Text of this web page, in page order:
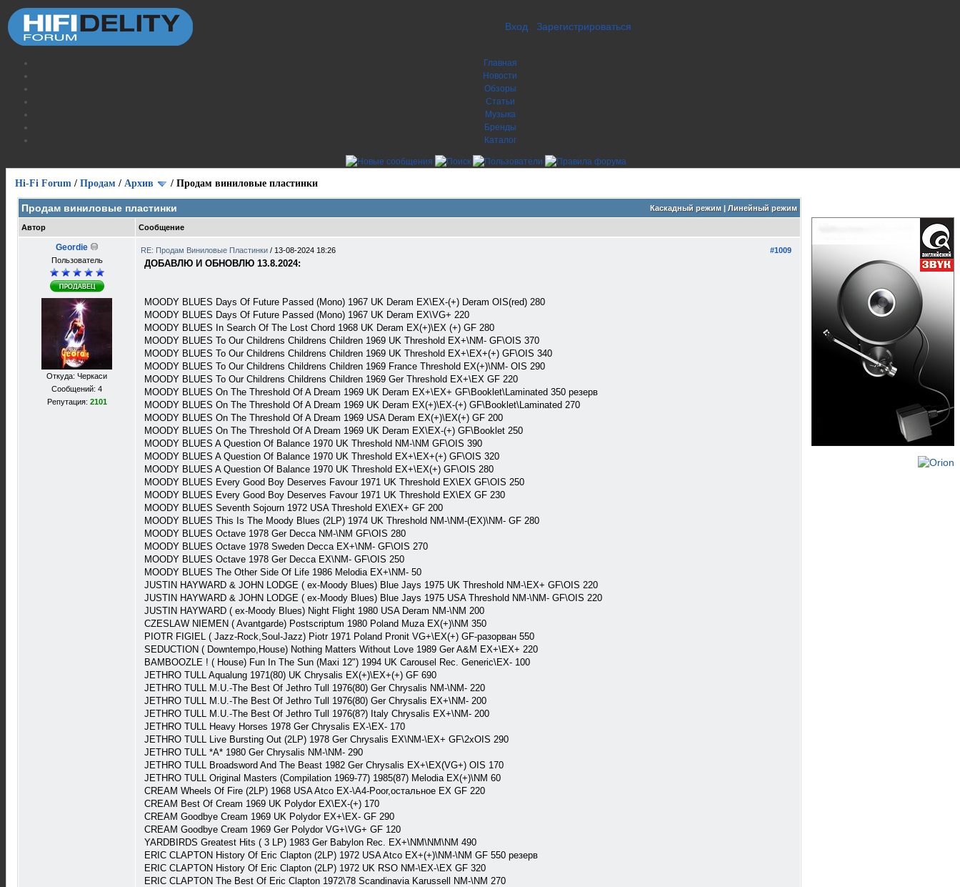
Вход Зарегистрироваться
Главная
Новости
Обзоры
Статьи
Музыка
Бренды
Каталог
Hi-Fi Forum / Продам / Архив / Продам виниловые пластинки
Каскадный режим| Линейный режим
Продам виниловые пластинки
Автор Сообщение
Geordie
Пользователь
Откуда: Черкаси
Сообщений: 4
Репутация: 2101
#1009
RE: Продам Виниловые Пластинки / 13-08-2024 18:26
ДОБАВЛЮ И ОБНОВЛЮ 13.8.2024:
MOODY BLUES Days Of Future Passed (Mono) 1967 UK Deram EX\EX-(+) Deram OIS(red) 280
MOODY BLUES Days Of Future Passed (Mono) 1967 UK Deram EX\VG+ 220
MOODY BLUES In Search Of The Lost Chord 1968 UK Deram EX(+)\EX (+) GF 280
MOODY BLUES To Our Childrens Childrens Children 1969 UK Threshold EX+\NM- GF\OIS 370
MOODY BLUES To Our Childrens Childrens Children 1969 UK Threshold EX+\EX+(+) GF\OIS 340
MOODY BLUES To Our Childrens Childrens Children 1969 France Threshold EX(+)\NM- OIS 290
MOODY BLUES To Our Childrens Childrens Children 1969 Ger Threshold EX+\EX GF 220
MOODY BLUES On The Threshold Of A Dream 1969 UK Deram EX+\EX+ GF\Booklet\Laminated 350 резерв
MOODY BLUES On The Threshold Of A Dream 1969 UK Deram EX(+)\EX-(+) GF\Booklet\Laminated 270
MOODY BLUES On The Threshold Of A Dream 1969 USA Deram EX(+)\EX(+) GF 200
MOODY BLUES On The Threshold Of A Dream 1969 UK Deram EX\EX-(+) GF\Booklet 250
MOODY BLUES A Question Of Balance 1970 UK Threshold NM-\NM GF\OIS 390
MOODY BLUES A Question Of Balance 1970 UK Threshold EX+\EX+(+) GF\OIS 320
MOODY BLUES A Question Of Balance 1970 UK Threshold EX+\EX(+) GF\OIS 280
MOODY BLUES Every Good Boy Deserves Favour 1971 UK Threshold EX\EX GF\OIS 250
MOODY BLUES Every Good Boy Deserves Favour 1971 UK Threshold EX\EX GF 230
MOODY BLUES Seventh Sojourn 1972 USA Threshold EX\EX+ GF 200
MOODY BLUES This Is The Moody Blues (2LP) 1974 UK Threshold NM-\NM-(EX)\NM- GF 280
MOODY BLUES Octave 1978 Ger Decca NM-\NM GF\OIS 280
MOODY BLUES Octave 1978 Sweden Decca EX+\NM- GF\OIS 270
MOODY BLUES Octave 1978 Ger Decca EX\NM- GF\OIS 250
MOODY BLUES The Other Side Of Life 1986 Melodia EX+\NM- 50
JUSTIN HAYWARD & JOHN LODGE ( ex-Moody Blues) Blue Jays 1975 UK Threshold NM-\EX+ GF\OIS 220
JUSTIN HAYWARD & JOHN LODGE ( ex-Moody Blues) Blue Jays 1975 USA Threshold NM-\NM- GF\OIS 220
JUSTIN HAYWARD ( ex-Moody Blues) Night Flight 1980 USA Deram NM-\NM 200
CZESLAW NIEMEN ( Avantgarde) Postscriptum 1980 Poland Muza EX(+)\NM 350
PIOTR FIGIEL ( Jazz-Rock,Soul-Jazz) Piotr 1971 Poland Pronit VG+\EX(+) GF-разорван 550
SEDUCTION ( Downtempo,House) Nothing Matters Without Love 1989 Ger A&M EX+\EX+ 220
BAMBOOZLE ! ( House) Fun In The Sun (Maxi 12") 1994 UK Carousel Rec. Generic\EX- 100
JETHRO TULL Aqualung 1971(80) UK Chrysalis EX(+)\EX+(+) GF 690
JETHRO TULL M.U.-The Best Of Jethro Tull 1976(80) Ger Chrysalis NM-\NM- 220
JETHRO TULL M.U.-The Best Of Jethro Tull 1976(80) Ger Chrysalis EX+\NM- 200
JETHRO TULL M.U.-The Best Of Jethro Tull 1976(8?) Italy Chrysalis EX+\NM- 200
JETHRO TULL Heavy Horses 1978 Ger Chrysalis EX-\EX- 170
JETHRO TULL Live Bursting Out (2LP) 1978 Ger Chrysalis EX\NM-\EX+ GF\2xOIS 290
JETHRO TULL *A* 1980 Ger Chrysalis NM-\NM- 290
JETHRO TULL Broadsword And The Beast 1982 Ger Chrysalis EX+\EX(VG+) OIS 170
JETHRO TULL Original Masters (Compilation 1969-77) 1985(87) Melodia EX(+)\NM 60
CREAM Wheels Of Fire (2LP) 1968 USA Atco EX-\A4-Poor,остальное EX GF 220
CREAM Best Of Cream 1969 UK Polydor EX\EX-(+) 170
CREAM Goodbye Cream 1969 UK Polydor EX+\EX- GF 290
CREAM Goodbye Cream 1969 Ger Polydor VG+\VG+ GF 120
YARDBIRDS Greatest Hits ( 3 LP) 1983 Ger Babylon Rec. EX+\NM\NM\NM 490
ERIC CLAPTON History Of Eric Clapton (2LP) 1972 USA Atco EX+(+)\NM-\NM GF 550 резерв
ERIC CLAPTON History Of Eric Clapton (2LP) 1972 UK RSO NM-\EX-\EX GF 320
ERIC CLAPTON The Best Of Eric Clapton 1972\78 Scandinavia Karussell NM-\NM 270